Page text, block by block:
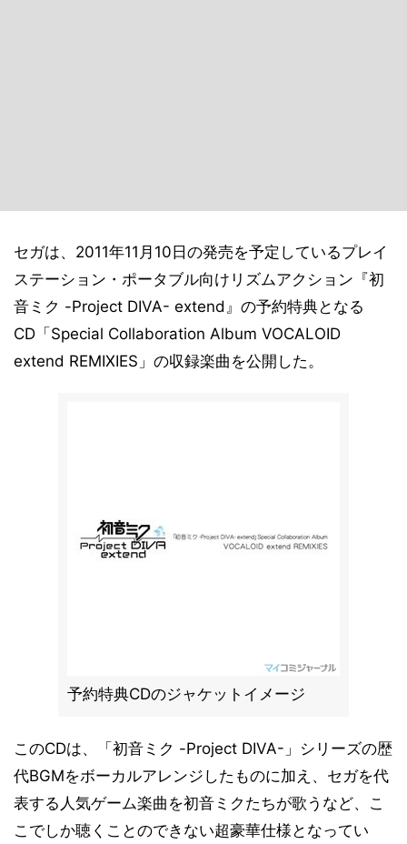
セガは、2011年11月10日の発売を予定しているプレイ
ステーション・ポータブル向けリズムアクション『初
音ミク -Project DIVA- extend』の予約特典となる
CD「Special Collaboration Album VOCALOID
extend REMIXIES」の収録楽曲を公開した。
予約特典CDのジャケットイメージ
このCDは、「初音ミク -Project DIVA-」シリーズの歴
代BGMをボーカルアレンジしたものに加え、セガを代
表する人気ゲーム楽曲を初音ミクたちが歌うなど、こ
こでしか聴くことのできない超豪華仕様となってい